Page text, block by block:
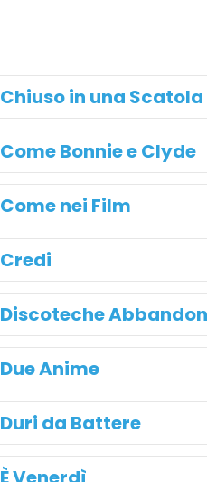
Chiuso in una Scatola
Come Bonnie e Clyde
Come nei Film
Credi
Discoteche
Due Anime
Duri da Battere